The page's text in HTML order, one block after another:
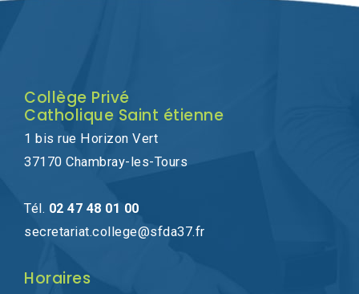
Collège Privé
Catholique Saint étienne
1 bis rue Horizon Vert
37170 Chambray-les-Tours
Tél. 02 47 48 01 00
secretariat.college@sfda37.fr
Horaires